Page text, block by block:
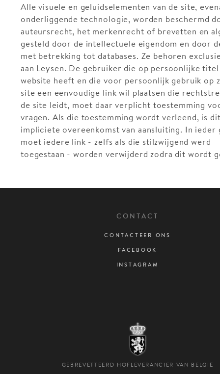
Alle visuele en geluidselementen van de site,
onderliggende technologie, worden beschermd
auteursrecht, het merkenrecht of brevetten en
gesteld door de intellectuele eigendom en door
met betrekking tot databases. Ze behoren
aan Leysen. De gebruiker die op persoonlijke
website heeft en die voor persoonlijk gebruik op
site een eenvoudige link wil plaatsen die
de site leidt, moet daar verplicht toestemming
vragen. Als die toestemming wordt verleend, is
impliciete overeenkomst van aansluiting. In ieder
moet iedere link - zelfs als die stilzwijgend werd
toegestaan - worden verwijderd zodra dit wordt
CONTACT
CONTACTEER ONS
FACEBOOK
INSTAGRAM
GEBREVETTEERD HOFLEVERANCIER VAN BELGIË